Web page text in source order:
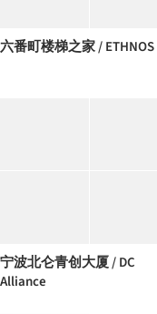
六番町楼梯之家 / ETHNOS
宁波北仑青创大厦 / DC
Alliance